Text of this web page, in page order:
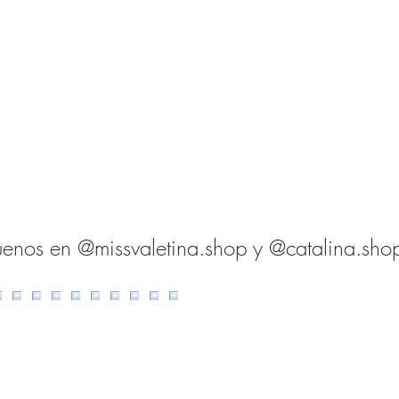
en @missvaletina.shop y